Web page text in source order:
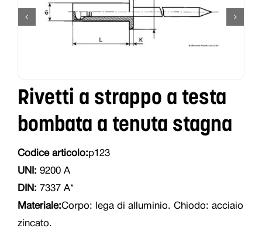
Rivetti a strappo a testa
bombata a tenuta stagna
Codice articolo:p123
UNI: 9200 A
DIN: 7337 A*
Materiale:Corpo: lega di alluminio. Chiodo: acciaio
zincato.